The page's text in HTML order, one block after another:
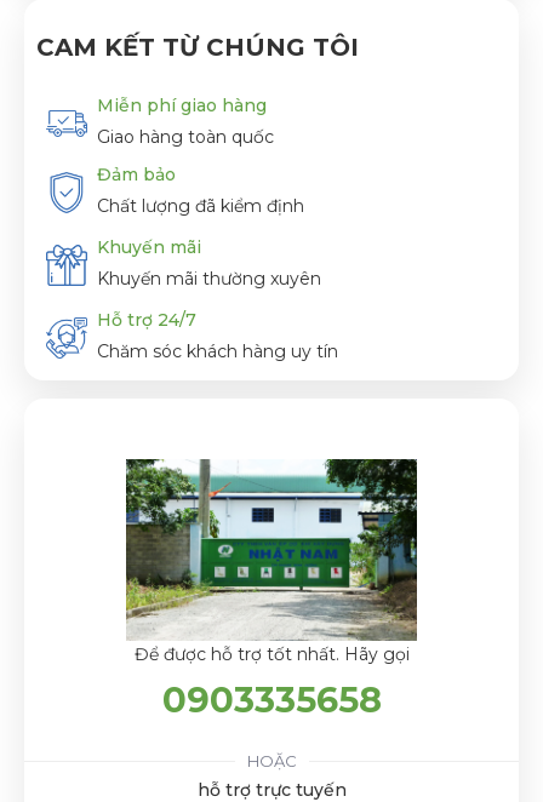
CAM KẾT TỪ CHÚNG TÔI
Miễn phí giao hàng
Giao hàng toàn quốc
Đảm bảo
Chất lượng đã kiểm định
Khuyến mãi
Khuyến mãi thường xuyên
Hỗ trợ 24/7
Chăm sóc khách hàng uy tín
Để được hỗ trợ tốt nhất. Hãy gọi
0903335658
HOẶC
hỗ trợ trực tuyến